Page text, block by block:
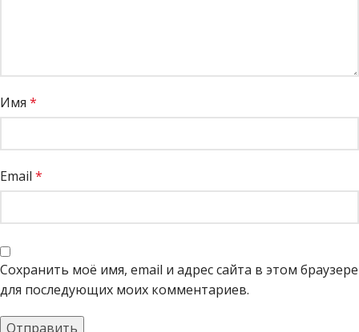
Имя *
Email *
Сохранить моё имя, email и адрес сайта в этом браузере
для последующих моих комментариев.